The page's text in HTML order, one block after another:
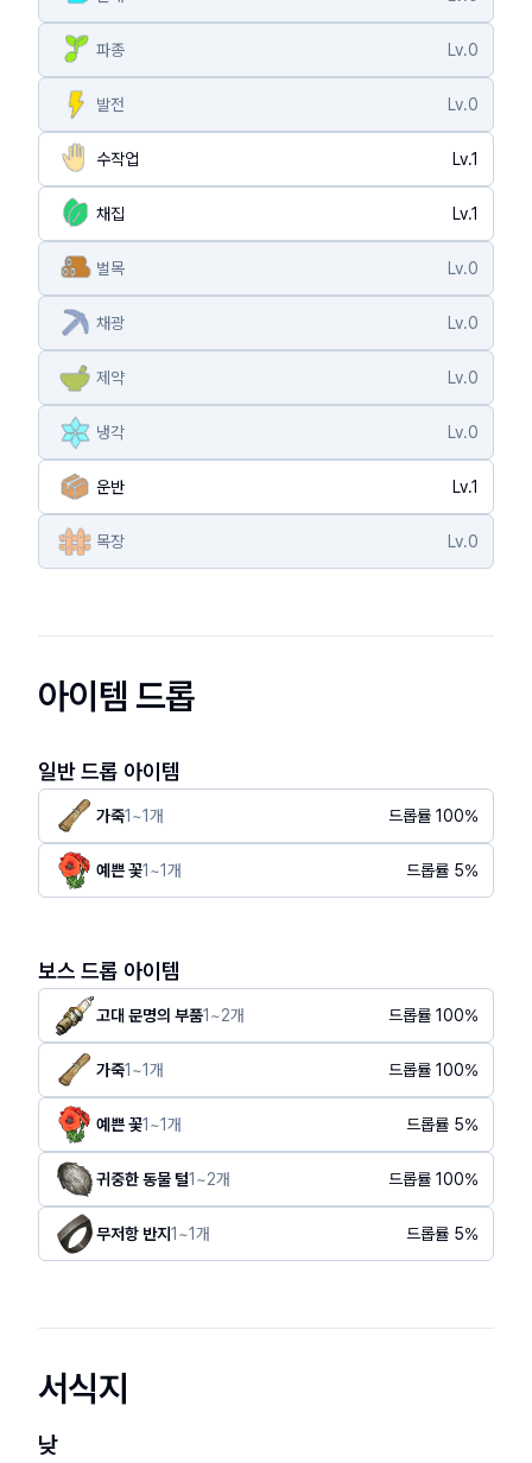
파종 Lv.0
발전 Lv.0
수작업 Lv.1
채집 Lv.1
벌목 Lv.0
채광 Lv.0
제약 Lv.0
냉각 Lv.0
운반 Lv.1
목장 Lv.0
아이템 드롭
일반 드롭 아이템
가죽1 ~1개 드롭률 100%
예쁜 꽃1 ~1개 드롭률 5%
보스 드롭 아이템
고대 문명의 부품1 ~2개 드롭률 100%
가죽1 ~1개 드롭률 100%
예쁜 꽃1 ~1개 드롭률 5%
귀중한 동물 털1 ~2개 드롭률 100%
무저항 반지1 ~1개 드롭률 5%
서식지
낮